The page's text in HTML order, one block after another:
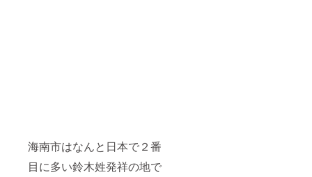
海南市はなんと日本で２番
目に多い鈴木姓発祥の地で